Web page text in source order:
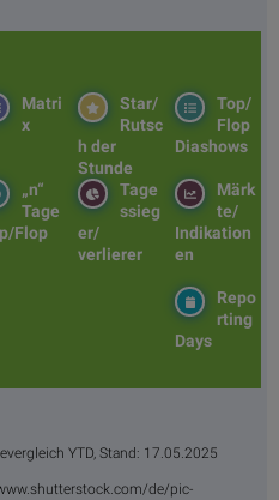
Top/
Flop
Diashows
Star/
Rutsc
h der
Stunde
Matri
x
Märk
te/
Indikation
en
Tage
ssieg
er/
verlierer
„n“
Tage
Flop
Repo
rting
Days
YTD, Stand: 17.05.2025
de/pic-